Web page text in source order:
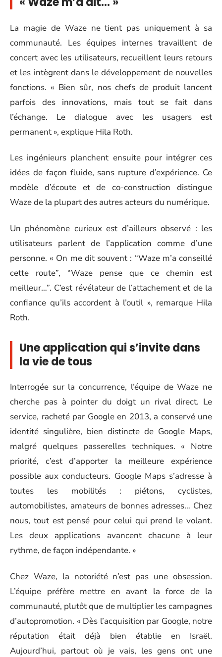
La magie de Waze ne tient pas uniquement à sa
communauté. Les équipes internes travaillent de
concert avec les utilisateurs, recueillent leurs retours
et les intègrent dans le développement de nouvelles
fonctions. « Bien sûr, nos chefs de produit lancent
parfois des innovations, mais tout se fait dans
l’échange. Le dialogue avec les usagers est
permanent », explique Hila Roth.
Les ingénieurs planchent ensuite pour intégrer ces
idées de façon fluide, sans rupture d’expérience. Ce
modèle d’écoute et de co-construction distingue
Waze de la plupart des autres acteurs du numérique.
Un phénomène curieux est d’ailleurs observé : les
utilisateurs parlent de l’application comme d’une
personne. « On me dit souvent : “Waze m’a conseillé
cette route”, “Waze pense que ce chemin est
meilleur…”. C’est révélateur de l’attachement et de la
confiance qu’ils accordent à l’outil », remarque Hila
Roth.
Une application qui s’invite dans
la vie de tous
Interrogée sur la concurrence, l’équipe de Waze ne
cherche pas à pointer du doigt un rival direct. Le
service, racheté par Google en 2013, a conservé une
identité singulière, bien distincte de Google Maps,
malgré quelques passerelles techniques. « Notre
priorité, c’est d’apporter la meilleure expérience
possible aux conducteurs. Google Maps s’adresse à
toutes les mobilités : piétons, cyclistes,
automobilistes, amateurs de bonnes adresses… Chez
nous, tout est pensé pour celui qui prend le volant.
Les deux applications avancent chacune à leur
rythme, de façon indépendante. »
Chez Waze, la notoriété n’est pas une obsession.
L’équipe préfère mettre en avant la force de la
communauté, plutôt que de multiplier les campagnes
d’autopromotion. « Dès l’acquisition par Google, notre
réputation était déjà bien établie en Israël.
Aujourd’hui, partout où je vais, les gens ont une